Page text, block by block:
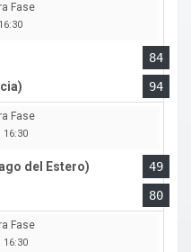
Fase
16:30
84
94
Fase
16:30
del Estero)
49
80
Fase
16:30